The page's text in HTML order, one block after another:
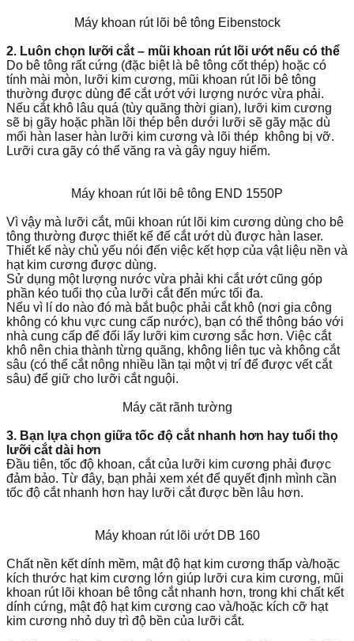
Máy khoan rút lõi bê tông Eibenstock
2. Luôn chọn lưỡi cắt – mũi khoan rút lõi ướt nếu có thể
Do bê tông rất cứng (đặc biệt là bê tông cốt thép) hoặc có
tính mài mòn, lưỡi kim cương, mũi khoan rút lõi bê tông
thường được dùng để cắt ướt với lượng nước vừa phải.
Nếu cắt khô lâu quá (tùy quãng thời gian), lưỡi kim cương
sẽ bị gãy hoặc phần lõi thép bên dưới lưỡi sẽ gãy mặc dù
mối hàn laser hàn lưỡi kim cương và lõi thép không bị vỡ.
Lưỡi cưa gãy có thể văng ra và gây nguy hiểm.
Máy khoan rút lõi bê tông END 1550P
Vì vậy mà lưỡi cắt, mũi khoan rút lõi kim cương dùng cho bê
tông thường được thiết kế đế cắt ướt dù được hàn laser.
Thiết kế này chủ yếu nói đến việc kết hợp của vật liệu nền và
hạt kim cương được dùng.
Sử dụng một lượng nước vừa phải khi cắt ướt cũng góp
phần kéo tuổi thọ của lưỡi cắt đến mức tối đa.
Nếu vì lí do nào đó mà bắt buộc phải cắt khô (nơi gia công
không có khu vực cung cấp nước), bạn có thể thông báo với
nhà cung cấp để đổi lấy lưỡi kim cương sắc hơn. Việc cắt
khô nên chia thành từng quãng, không liên tục và không cắt
sâu (có thể cắt nông nhiều lần tại một vị trí để được vết cắt
sâu) để giữ cho lưỡi cắt nguội.
Máy căt rãnh tường
3. Bạn lựa chọn giữa tốc độ cắt nhanh hơn hay tuổi thọ
lưỡi cắt dài hơn
Đầu tiên, tốc độ khoan, cắt của lưỡi kim cương phải được
đảm bảo. Từ đây, bạn phải xem xét để quyết định mình cần
tốc độ cắt nhanh hơn hay lưỡi cắt được bền lâu hơn.
Máy khoan rút lõi ướt DB 160
Chất nền kết dính mềm, mật độ hạt kim cương thấp và/hoặc
kích thước hạt kim cương lớn giúp lưỡi cưa kim cương, mũi
khoan rút lõi khoan bê tông cắt nhanh hơn, trong khi chất kết
dính cứng, mật độ hạt kim cương cao và/hoặc kích cỡ hạt
kim cương nhỏ duy trì độ bền của lưỡi cắt.